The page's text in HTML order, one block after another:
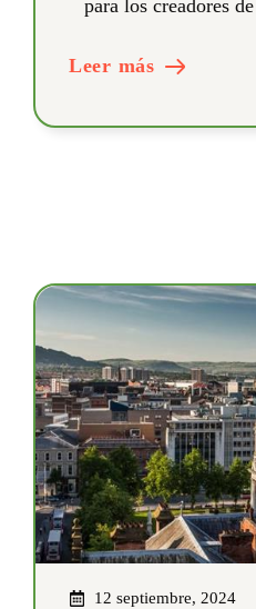
para los creadores
Leer más
12 septiembre, 2024